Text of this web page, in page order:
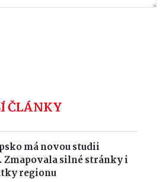
ČLÁNKY
má novou studii
Zmapovala silné stránky i
regionu